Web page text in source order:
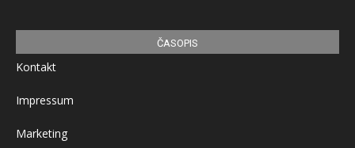
ČASOPIS
Kontakt
Impressum
Marketing